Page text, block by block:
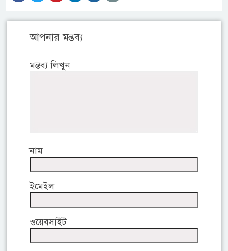
আপনার মন্তব্য
মন্তব্য লিখুন
নাম
ইমেইল
ওয়েবসাইট